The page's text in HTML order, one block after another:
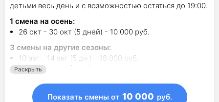
детьми весь день и с возможностью остаться до 19:00.
1 смена на осень:
26 окт - 30 окт (5 дней) - 10 000 руб.
3 смены на другие сезоны:
10 авг - 14 авг (5 дн.) - 18 000 руб.
17 авг - 21 авг (5 дн.) - 18 000 руб.
Раскрыть
Показать смены от 10 000 руб.